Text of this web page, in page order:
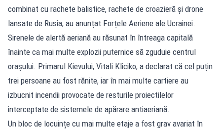
combinat cu rachete balistice, rachete de croazieră și drone
lansate de Rusia, au anunțat Forțele Aeriene ale Ucrainei.
Sirenele de alertă aeriană au răsunat în întreaga capitală
înainte ca mai multe explozii puternice să zguduie centrul
orașului. Primarul Kievului, Vitali Kliciko, a declarat că cel puțin
trei persoane au fost rănite, iar în mai multe cartiere au
izbucnit incendii provocate de resturile proiectilelor
interceptate de sistemele de apărare antiaeriană.
Un bloc de locuințe cu mai multe etaje a fost grav avariat în